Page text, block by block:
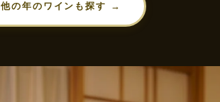
他の年のワインも探す →